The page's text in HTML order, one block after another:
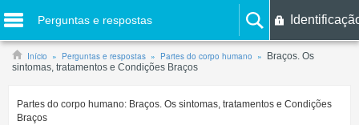
Perguntas e respostas
Início Perguntas e respostas Partes do corpo humano
Braços. Os
sintomas, tratamentos e Condições Braços
Partes do corpo humano: Braços. Os sintomas, tratamentos e Condições
Braços